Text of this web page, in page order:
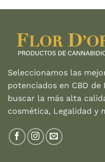
era:
Seleccionamos las
potenciados en CBD
buscar la más alta
cosmética, Legalidad y